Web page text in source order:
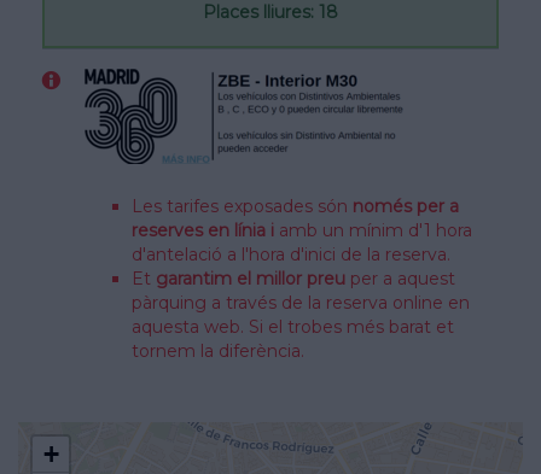
Places lliures: 18
Les tarifes exposades són només per a
reserves en línia iamb un mínim d'1 hora
d'antelació a l'hora d'inici de la reserva.
Et garantim el millor preuper a aquest
pàrquing a través de la reserva online en
aquesta web. Si el trobes més barat et
tornem la diferència.
+